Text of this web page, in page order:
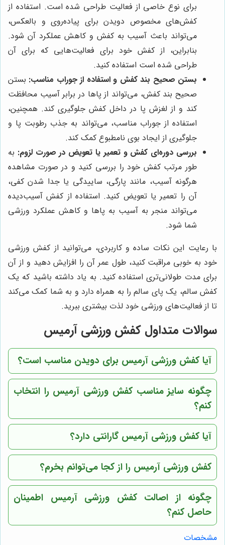
برای نوع خاصی از فعالیت طراحی شده است. استفاده از
کفش‌های مخصوص دویدن برای پیاده‌روی و بالعکس،
می‌تواند باعث آسیب به کفش و کاهش عملکرد آن شود.
بنابراین، از کفش خود برای فعالیت‌هایی که برای آن
طراحی شده است استفاده کنید.
بستن صحیح بند کفش و استفاده از جوراب مناسب: بستن
صحیح بند کفش، می‌تواند از پاها در برابر آسیب محافظت
کند و از لغزش پا در داخل کفش جلوگیری کند. همچنین،
استفاده از جوراب مناسب، می‌تواند به جذب رطوبت پا و
جلوگیری از ایجاد بوی نامطبوع کمک کند.
بررسی دوره‌ای کفش و تعمیر یا تعویض در صورت لزوم: به
طور مرتب کفش خود را بررسی کنید و در صورت مشاهده
هرگونه آسیب، مانند پارگی، ساییدگی یا جدا شدن کفی،
آن را تعمیر یا تعویض کنید. استفاده از کفش آسیب‌دیده
می‌تواند منجر به آسیب به پاها و کاهش عملکرد ورزشی
شما شود.
با رعایت این نکات ساده و کاربردی، می‌توانید از کفش ورزشی
خود به خوبی مراقبت کنید، طول عمر آن را افزایش دهید و از آن
برای مدت طولانی‌تری استفاده کنید. به یاد داشته باشید که یک
کفش سالم، یک پای سالم را به همراه دارد و به شما کمک می‌کند
تا از فعالیت‌های ورزشی خود لذت بیشتری ببرید.
سوالات متداول کفش ورزشی آرمیس
آیا کفش ورزشی آرمیس برای دویدن مناسب است؟
چگونه سایز مناسب کفش ورزشی آرمیس را انتخاب
کنم؟
آیا کفش ورزشی آرمیس گارانتی دارد؟
کفش ورزشی آرمیس را از کجا می‌توانم بخرم؟
چگونه از اصالت کفش ورزشی آرمیس اطمینان
حاصل کنم؟
مشخصات